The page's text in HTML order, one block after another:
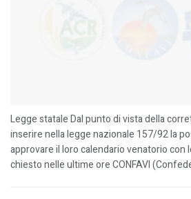
Legge statale Dal punto di vista della
inserire nella legge nazionale 157/92 la
approvare il loro calendario venatorio con
chiesto nelle ultime ore CONFAVI